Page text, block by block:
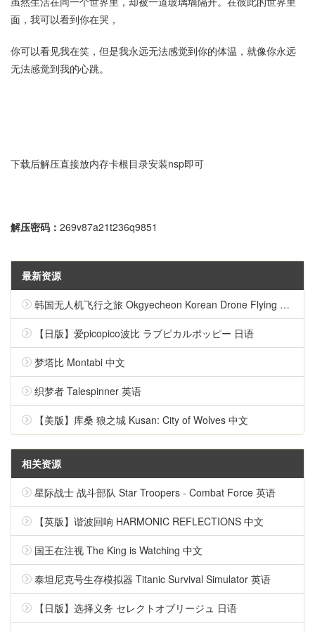
面，我可以看到你在哭，
你可以看见我在笑，但是我永远无法感觉到你的体温，就像你永远
无法感觉到我的心跳。
下载后解压直接放内存卡根目录安装nsp即可
解压密码： 269v87a21t236q9851
最新资源
韩国无人机飞行之旅 Okgyecheon Korean Drone Flying Tour Okgyecheon 中文
【日版】爱picopico波比 ラブピカルポッピー 日语
梦塔比 Montabi 中文
织梦者 Talespinner 英语
【美版】库桑 狼之城 Kusan: City of Wolves 中文
相关资源
星际战士 战斗部队 Star Troopers - Combat Force 英语
【英版】谐波回响 HARMONIC REFLECTIONS 中文
国王在注视 The King is Watching 中文
泰坦尼克号生存模拟器 Titanic Survival Simulator 英语
【日版】选择义务 セレクトオブリージュ 日语